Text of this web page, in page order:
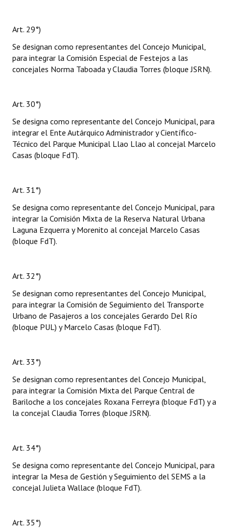
Art. 29°)
Se designan como representantes del Concejo Municipal,
para integrar la Comisión Especial de Festejos a las
concejales Norma Taboada y Claudia Torres (bloque JSRN).
Art. 30°)
Se designa como representante del Concejo Municipal, para
integrar el Ente Autárquico Administrador y Científico-
Técnico del Parque Municipal Llao Llao al concejal Marcelo
Casas (bloque FdT).
Art. 31°)
Se designa como representante del Concejo Municipal, para
integrar la Comisión Mixta de la Reserva Natural Urbana
Laguna Ezquerra y Morenito al concejal Marcelo Casas
(bloque FdT).
Art. 32°)
Se designan como representantes del Concejo Municipal,
para integrar la Comisión de Seguimiento del Transporte
Urbano de Pasajeros a los concejales Gerardo Del Río
(bloque PUL) y Marcelo Casas (bloque FdT).
Art. 33°)
Se designan como representantes del Concejo Municipal,
para integrar la Comisión Mixta del Parque Central de
Bariloche a los concejales Roxana Ferreyra (bloque FdT) y a
la concejal Claudia Torres (bloque JSRN).
Art. 34°)
Se designa como representante del Concejo Municipal, para
integrar la Mesa de Gestión y Seguimiento del SEMS a la
concejal Julieta Wallace (bloque FdT).
Art. 35°)